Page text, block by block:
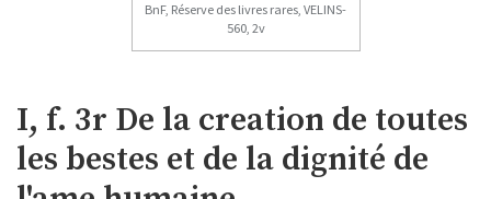
BnF, Réserve des livres rares, VELINS-
560, 2v
I, f. 3r De la creation de toutes
les bestes et de la dignité de